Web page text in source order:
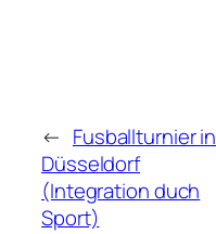
← Fusballturnier in
Düsseldorf
(Integration duch
Sport)